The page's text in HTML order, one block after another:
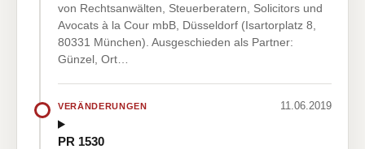
von Rechtsanwälten, Steuerberatern, Solicitors und
Avocats à la Cour mbB, Düsseldorf (Isartorplatz 8,
80331 München). Ausgeschieden als Partner:
Günzel, Ort…
VERÄNDERUNGEN 11.06.2019
PR 1530